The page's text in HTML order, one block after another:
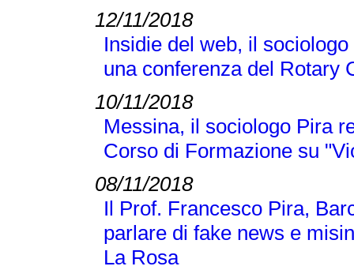
12/11/2018
Insidie del web, il
una conferenza del Rotary
10/11/2018
Messina, il sociologo Pira
Corso di Formazione su
08/11/2018
Il Prof. Francesco Pira,
parlare di fake news e
La Rosa